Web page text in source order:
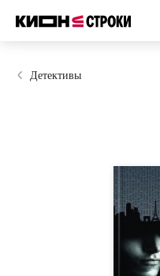
Детективы